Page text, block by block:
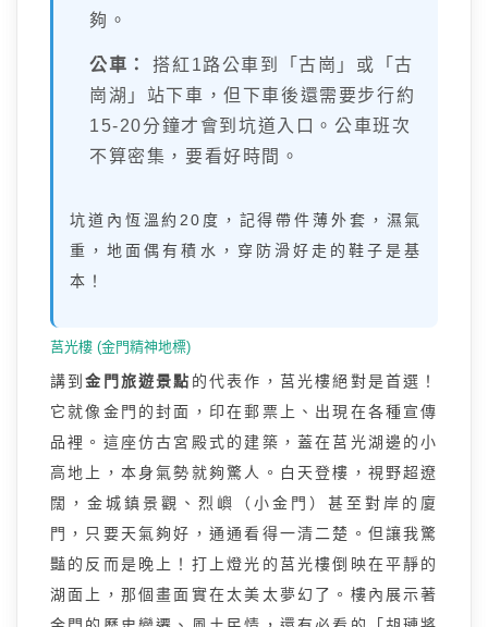
夠。
公車：
搭紅1路公車到「古崗」或「古
崗湖」站下車，但下車後還需要步行約
15-20分鐘才會到坑道入口。公車班次
不算密集，要看好時間。
坑道內恆溫約20度，記得帶件薄外套，濕氣
重，地面偶有積水，穿防滑好走的鞋子是基
本！
莒光樓 (金門精神地標)
講到金門旅遊景點 的代表作，莒光樓絕對是首選！
它就像金門的封面，印在郵票上、出現在各種宣傳
品裡。這座仿古宮殿式的建築，蓋在莒光湖邊的小
高地上，本身氣勢就夠驚人。白天登樓，視野超遼
闊，金城鎮景觀、烈嶼（小金門）甚至對岸的廈
門，只要天氣夠好，通通看得一清二楚。但讓我驚
豔的反而是晚上！打上燈光的莒光樓倒映在平靜的
湖面上，那個畫面實在太美太夢幻了。樓內展示著